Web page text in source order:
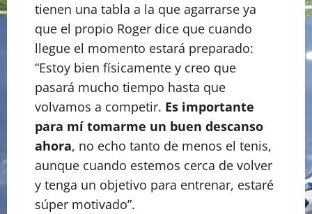
tienen una tabla a la que agarrarse ya
que el propio Roger dice que cuando
llegue el momento estará preparado:
“Estoy bien físicamente y creo que
pasará mucho tiempo hasta que
volvamos a competir. Es importante
para mí tomarme un buen descanso
ahora, no echo tanto de menos el tenis,
aunque cuando estemos cerca de volver
y tenga un objetivo para entrenar, estaré
súper motivado”.